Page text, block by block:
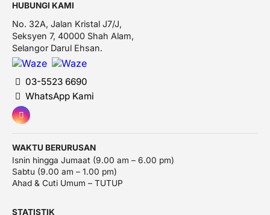
HUBUNGI KAMI
No. 32A, Jalan Kristal J7/J,
Seksyen 7, 40000 Shah Alam,
Selangor Darul Ehsan.
03-5523 6690
WhatsApp Kami
WAKTU BERURUSAN
Isnin hingga Jumaat (9.00 am – 6.00 pm)
Sabtu (9.00 am – 1.00 pm)
Ahad & Cuti Umum – TUTUP
STATISTIK